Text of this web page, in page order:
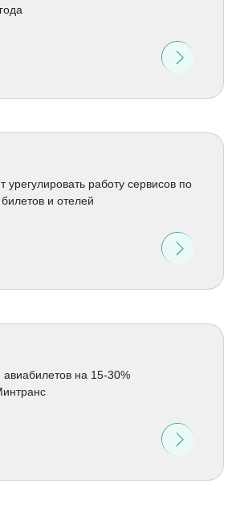
урегулировать работу сервисов по
и отелей
авиабилетов на 15-30%